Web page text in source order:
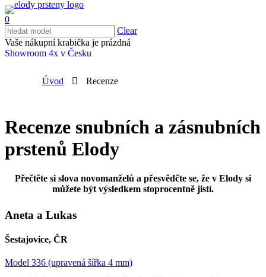
0
Clear
Vaše nákupní krabička je prázdná
Showroom 4x v Česku
Úvod Recenze
Recenze snubních a zásnubních
prstenů Elody
Přečtěte si slova novomanželů a přesvědčte se, že v Elody si
můžete být výsledkem stoprocentně jistí.
Aneta a Lukas
Šestajovice, ČR
Model 336 (upravená šířka 4 mm)